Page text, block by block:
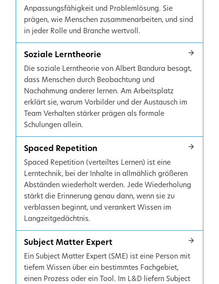
Anpassungsfähigkeit und Problemlösung. Sie
prägen, wie Menschen zusammenarbeiten, und sind
in jeder Rolle und Branche wertvoll.
Soziale Lerntheorie
Die soziale Lerntheorie von Albert Bandura besagt,
dass Menschen durch Beobachtung und
Nachahmung anderer lernen. Am Arbeitsplatz
erklärt sie, warum Vorbilder und der Austausch im
Team Verhalten stärker prägen als formale
Schulungen allein.
Spaced Repetition
Spaced Repetition (verteiltes Lernen) ist eine
Lerntechnik, bei der Inhalte in allmählich größeren
Abständen wiederholt werden. Jede Wiederholung
stärkt die Erinnerung genau dann, wenn sie zu
verblassen beginnt, und verankert Wissen im
Langzeitgedächtnis.
Subject Matter Expert
Ein Subject Matter Expert (SME) ist eine Person mit
tiefem Wissen über ein bestimmtes Fachgebiet,
einen Prozess oder ein Tool. Im L&D liefern Subject